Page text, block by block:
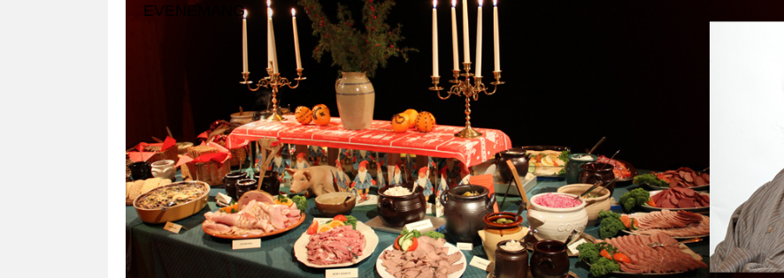
EVENEMANG